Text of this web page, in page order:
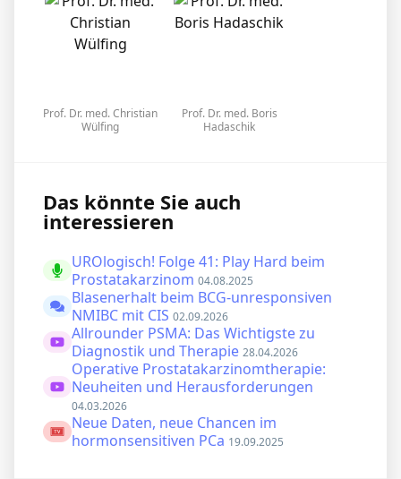
Prof. Dr. med. Christian
Wülfing
Prof. Dr. med. Boris
Hadaschik
Das könnte Sie auch
interessieren
UROlogisch! Folge 41: Play Hard beim
Prostatakarzinom 04.08.2025
Blasenerhalt beim BCG-unresponsiven
NMIBC mit CIS 02.09.2026
Allrounder PSMA: Das Wichtigste zu
Diagnostik und Therapie 28.04.2026
Operative Prostatakarzinomtherapie:
Neuheiten und Herausforderungen
04.03.2026
Neue Daten, neue Chancen im
hormonsensitiven PCa 19.09.2025